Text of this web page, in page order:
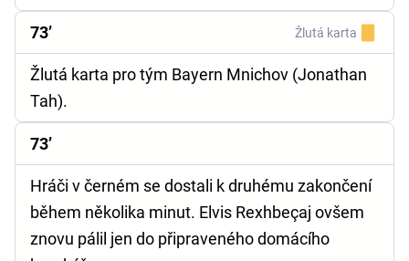
73’ Žlutá karta
Žlutá karta pro tým Bayern Mnichov (Jonathan
Tah).
73’
Hráči v černém se dostali k druhému zakončení
během několika minut. Elvis Rexhbeçaj ovšem
znovu pálil jen do připraveného domácího